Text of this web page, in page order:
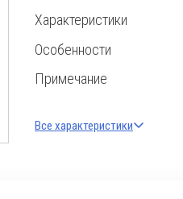
Характеристики
Особенности
Примечание
Все характеристики